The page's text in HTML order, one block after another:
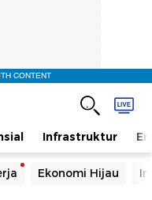
CONTENT
Infrastruktur
Ekonomi Hijau